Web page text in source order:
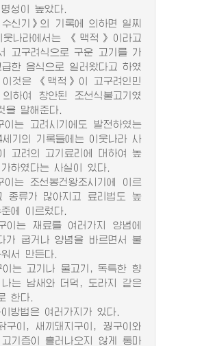
성이 높았다.
신기》의 기록에 의하면 일찌
웃나라에서는 《맥적》이라고
고구려식으로 구운 고기를 가
한 음식으로 일러왔다고 하였
것은 《맥적》이 고구려인민
하여 창안된 조선식불고기였
을 말해준다.
는 고려시기에도 발전하였는
세기의 기록들에는 이웃나라 사
고려의 고기료리에 대하여 높
하였다는 사실이 있다.
는 조선봉건왕조시기에 이르
종류가 많아지고 료리법도 높
에 이르렀다.
는 재료를 여러가지 양념에
가 굽거나 양념을 바르면서 불
서 만든다.
는 고기나 물고기, 독특한 향
는 남새와 더덕, 도라지 같은
한다.
방법은 여러가지가 있다.
이, 새끼돼지구이, 꿩구이와
기즙이 흘러나오지 않게 통마